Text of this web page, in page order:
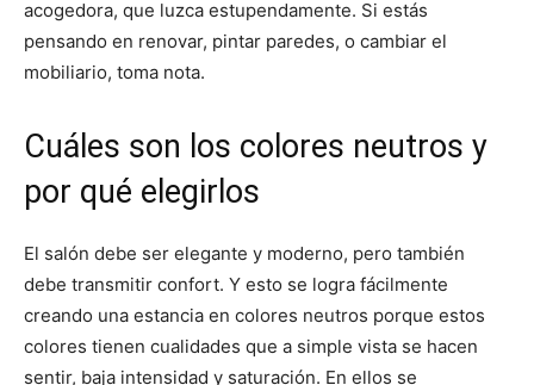
acogedora, que luzca estupendamente. Si estás
pensando en renovar, pintar paredes, o cambiar el
mobiliario, toma nota.
Cuáles son los colores neutros y
por qué elegirlos
El salón debe ser elegante y moderno, pero también
debe transmitir confort. Y esto se logra fácilmente
creando una estancia en colores neutros porque estos
colores tienen cualidades que a simple vista se hacen
sentir, baja intensidad y saturación. En ellos se